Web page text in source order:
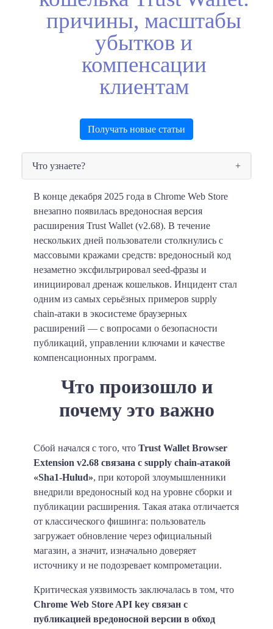
причины, масштабы
убытков и
компенсации
клиентам
Получать новые статьи
Что узнаете?
В конце декабря 2025 года в Chrome Web Store
внезапно появилась вредоносная версия
расширения Trust Wallet (v2.68). В течение
нескольких дней пользователи столкнулись с
массовыми кражами средств: вредоносный код
незаметно эксфильтрировал seed-фразы и
инициировал дренаж кошельков. Инцидент стал
одним из самых серьёзных примеров supply
chain-атаки в экосистеме браузерных
расширений — с вопросами о безопасности
публикаций, управлении ключами и качестве
компенсационных программ.
Что произошло и
почему это важно
Сбой начался с того, что Trust Wallet Browser
Extension v2.68 связана с supply chain-атакой
«Sha1-Hulud», при которой злоумышленники
внедрили вредоносный код на уровне сборки и
публикации расширения. Такая атака отличается
от классического фишинга: пользователь
загружает обновление через официальный
магазин, а значит, изначально доверяет
источнику и не подозревает компрометации.
Критическая уязвимость заключалась в том, что
Chrome Web Store API key связан с
публикацией вредоносной версии в обход